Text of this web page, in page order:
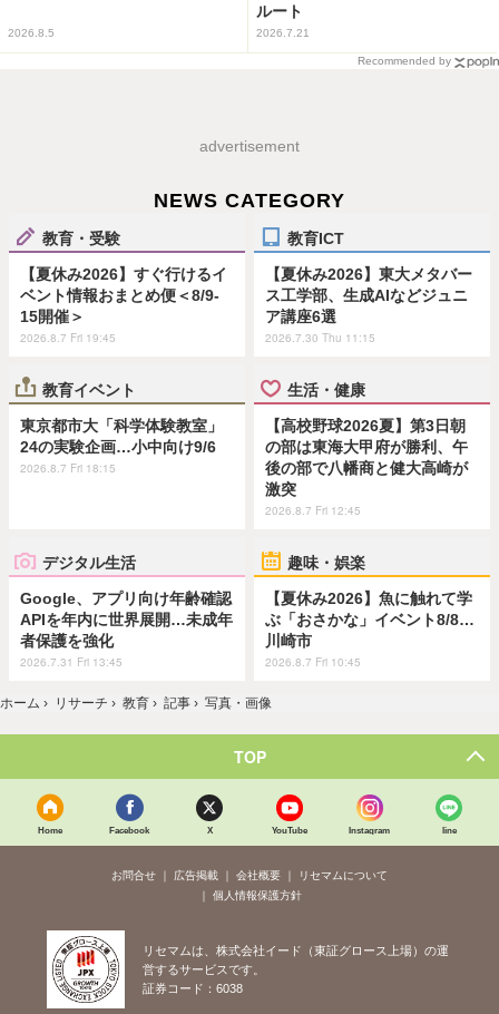
2026.8.5
ルート
2026.7.21
Recommended by
advertisement
NEWS CATEGORY
教育・受験
【夏休み2026】すぐ行けるイ
ベント情報おまとめ便＜8/9-
15開催＞
2026.8.7 Fri 19:45
教育ICT
【夏休み2026】東大メタバー
ス工学部、生成AIなどジュニ
ア講座6選
2026.7.30 Thu 11:15
教育イベント
東京都市大「科学体験教室」
24の実験企画…小中向け9/6
2026.8.7 Fri 18:15
生活・健康
【高校野球2026夏】第3日朝
の部は東海大甲府が勝利、午
後の部で八幡商と健大高崎が
激突
2026.8.7 Fri 12:45
デジタル生活
Google、アプリ向け年齢確認
APIを年内に世界展開…未成年
者保護を強化
2026.7.31 Fri 13:45
趣味・娯楽
【夏休み2026】魚に触れて学
ぶ「おさかな」イベント8/8…
川崎市
2026.8.7 Fri 10:45
ホーム › リサーチ › 教育 › 記事 › 写真・画像
TOP
Home Facebook X YouTube Instagram line
お問合せ 広告掲載 会社概要
リセマムについて
個人情報保護方針
リセマムは、株式会社イード（東証グロース上場）の運
営するサービスです。
証券コード：6038